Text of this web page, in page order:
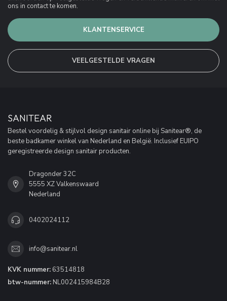
ons in contact te komen.
KLANTENSERVICE
VEELGESTELDE VRAGEN
SANITEAR
Bestel voordelig & stijlvol design sanitair online bij Sanitear®, de
beste badkamer winkel van Nederland en België. Inclusief EUIPO
geregistreerde design sanitair producten.
Dragonder 32C
5555 XZ Valkenswaard
Nederland
0402024112
info@sanitear.nl
KVK nummer: 63514818
btw-nummer: NL002415984B28